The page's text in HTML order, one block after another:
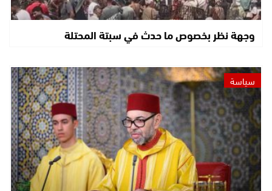
وجهة نظر بخصوص ما حدث في سبتة المحتلة
سياسة